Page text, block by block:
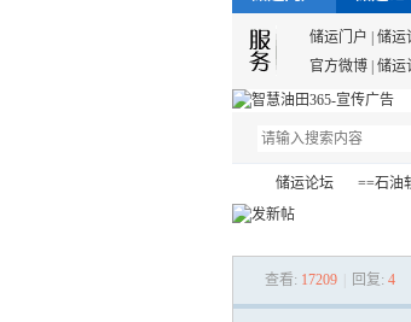
储运门户 储运
官方微博 储运
储运论坛
›
==石油
查看: 17209 回复: 4